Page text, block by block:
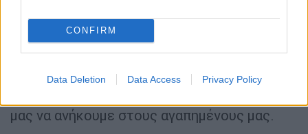
CONFIRM
Data Deletion Data Access Privacy Policy
συνδεδεμένη οικογένεια και τι μάχες θα είχε
να δώσει στον δικό μας κόσμο. Έτσι,
Γουένσντεϊ,γεμάτη αγωνία καιχιούμορπου
μας να ανήκουμε στους αγαπημένους μας.